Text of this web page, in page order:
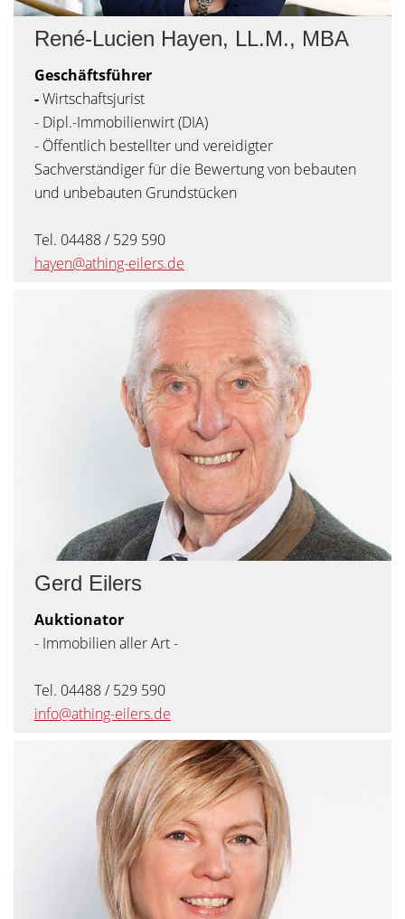
René-Lucien Hayen, LL.M., MBA
Geschäftsführer
-Wirtschaftsjurist
- Dipl.-Immobilienwirt (DIA)
- Öffentlich bestellter und vereidigter
Sachverständiger für die Bewertung von bebauten
und unbebauten Grundstücken
Tel. 04488 / 529 590
hayen@athing-eilers.de
Gerd Eilers
Auktionator
- Immobilien aller Art -
Tel. 04488 / 529 590
info@athing-eilers.de